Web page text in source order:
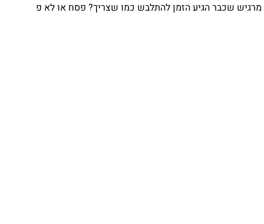
מרגיש שכבר הגיע הזמן להתלבש כמו שצריך? פסח או לא פ